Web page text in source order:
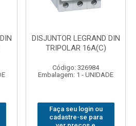
DISJUNTOR LEGRAND DIN
TRIPOLAR 16A(C)
Código: 326984
Embalagem: 1 - UNIDADE
Faça seu login ou
cadastre-se para